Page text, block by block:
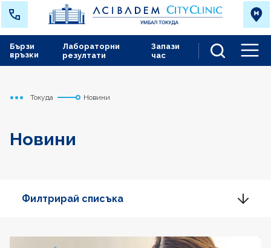
Лабораторни
резултати
Запази
час
Бързи
връзки
Начало
Токуда Новини
Новини
Филтрирай списъка